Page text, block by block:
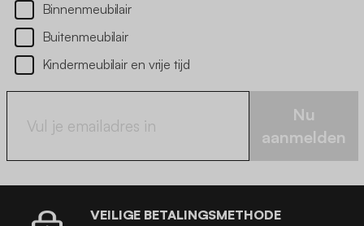
Binnenmeubilair
Buitenmeubilair
Kindermeubilair en vrije tijd
Nu
aanmelden
VEILIGE BETALINGSMETHODE